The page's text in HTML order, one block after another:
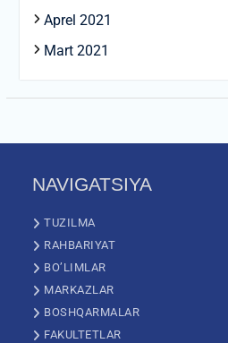
Aprel 2021
Mart 2021
NAVIGATSIYA
TUZILMA
RAHBARIYAT
BO’LIMLAR
MARKAZLAR
BOSHQARMALAR
FAKULTETLAR